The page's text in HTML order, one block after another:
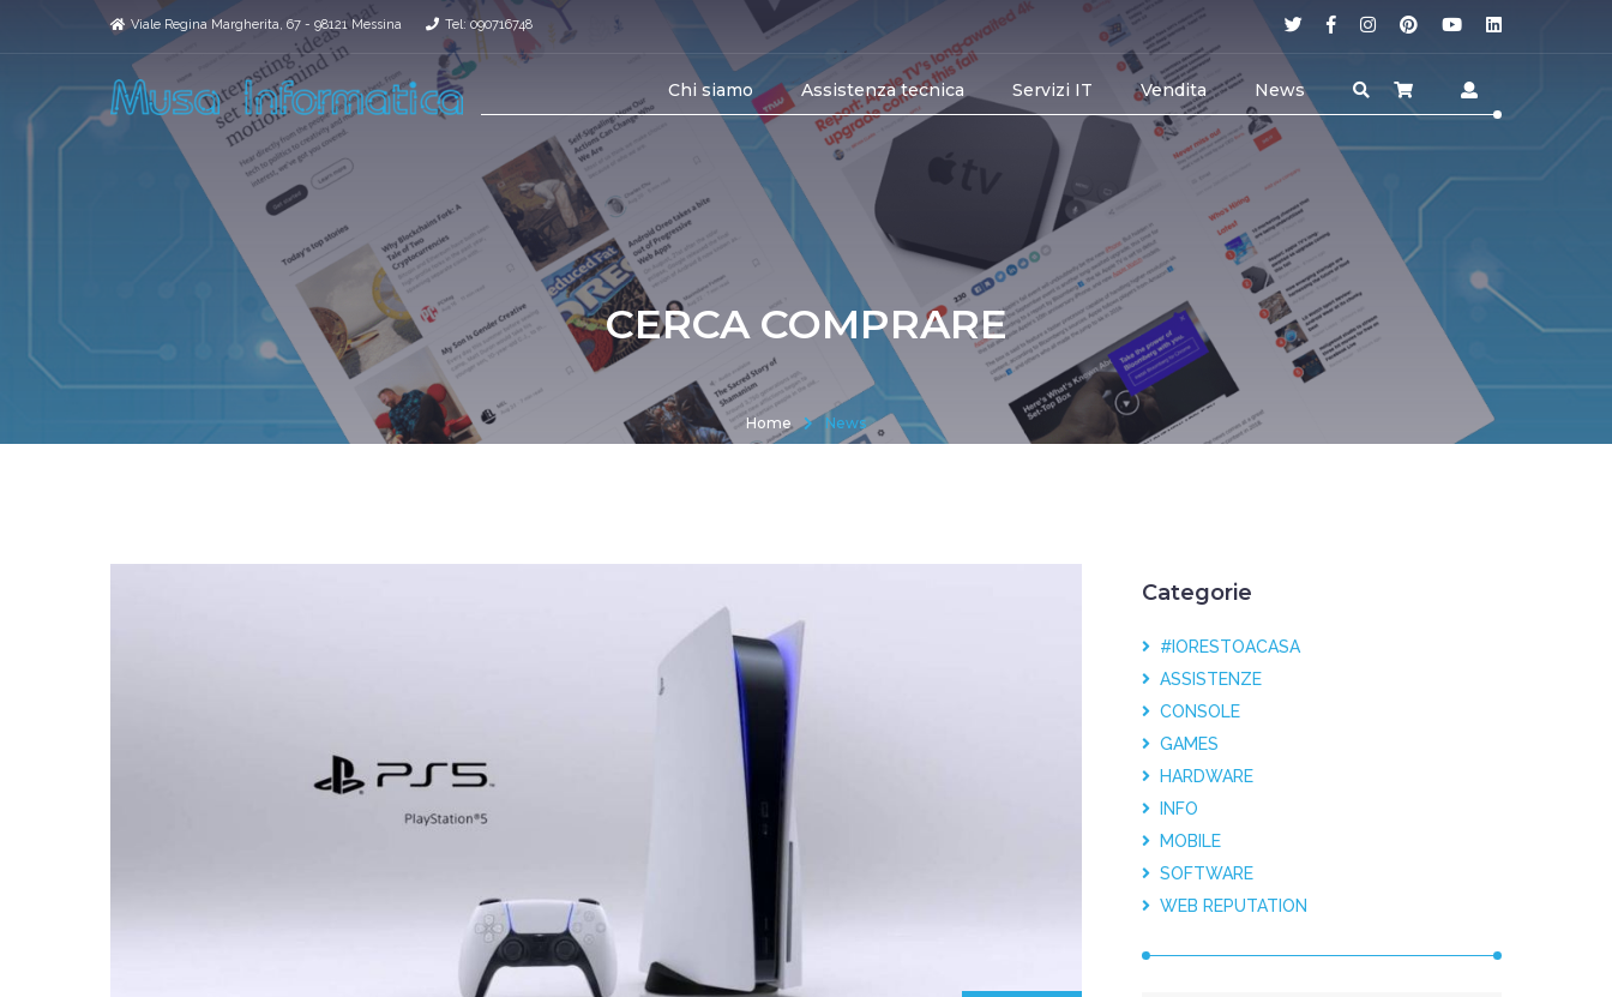
Viale Regina Margherita, 67 - 98121 Messina Tel: 090716748
Chi siamo Assistenza tecnica Servizi IT Vendita News
CERCA COMPRARE
Home News
Categorie
#IORESTOACASA
ASSISTENZE
CONSOLE
GAMES
HARDWARE
INFO
MOBILE
SOFTWARE
WEB REPUTATION